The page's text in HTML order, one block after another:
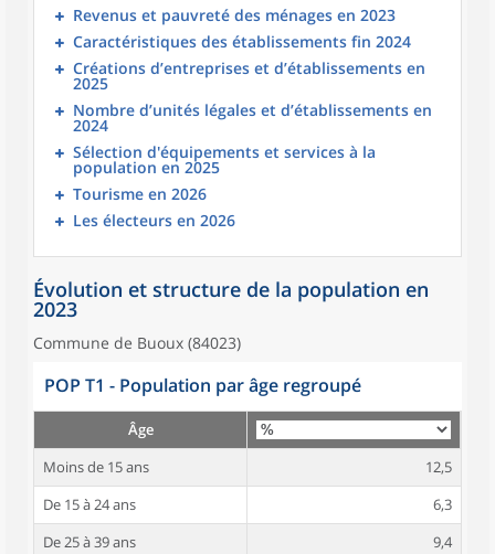
Revenus et pauvreté des ménages en 2023
Caractéristiques des établissements fin 2024
Créations d’entreprises et d’établissements en
2025
Nombre d’unités légales et d’établissements en
2024
Sélection d'équipements et services à la
population en 2025
Tourisme en 2026
Les électeurs en 2026
Évolution et structure de la population en
2023
Commune de Buoux (84023)
POP T1 - Population par âge regroupé
Âge
Moins de 15 ans
12,5
De 15 à 24 ans
6,3
De 25 à 39 ans
9,4